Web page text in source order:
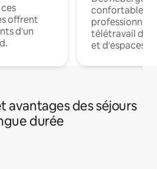
offrent
d'un
confortables
professionnels
télétravail
et d'espaces
avantages des séjours
durée